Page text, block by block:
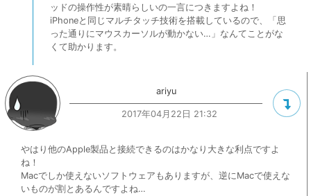
ッドの操作性が素晴らしいの一言につきますよね！
iPhoneと同じマルチタッチ技術を搭載しているので、「思
った通りにマウスカーソルが動かない…」なんてことがな
くて助かります。
ariyu
2017年04月22日 21:32
やはり他のApple製品と接続できるのはかなり大きな利点ですよ
ね！
Macでしか使えないソフトウェアもありますが、逆にMacで使えな
いものが割とあるんですよね…